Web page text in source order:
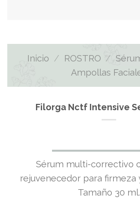
Inicio / ROSTRO /
Ampollas
Filorga Nctf Intensive
Sérum multi-correctivo
rejuvenecedor para firmeza
Tamaño 30 ml.